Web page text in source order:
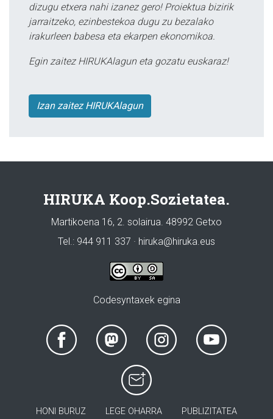
dizugu etxera nahi izanez gero! Proiektua bizirik
jarraitzeko, ezinbestekoa dugu zu bezalako
irakurleen babesa eta ekarpen ekonomikoa.
Egin zaitez HIRUKAlagun eta gozatu euskaraz!
Izan zaitez HIRUKAlagun
HIRUKA Koop.Sozietatea.
Martikoena 16, 2. solairua. 48992 Getxo
Tel.: 944 911 337 · hiruka@hiruka.eus
Codesyntaxek egina
HONI BURUZ LEGE OHARRA PUBLIZITATEA